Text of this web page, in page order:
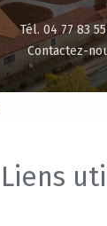
Tél. 04 77 83
Contactez-
Liens